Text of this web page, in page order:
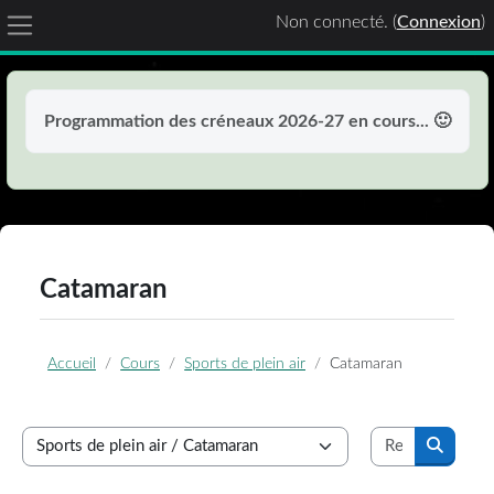
Passer au contenu principal
Programmation des créneaux 2026-27 en cours... 🙂
Panneau latéral
Non connecté. (Connexion)
Catamaran
Accueil Cours Sports de plein air Catamaran
Catégories de cours